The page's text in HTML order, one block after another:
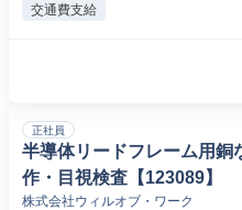
交通費支給
正社員
半導体リードフレーム用銅
作・目視検査【123089】
株式会社ウィルオブ・ワーク